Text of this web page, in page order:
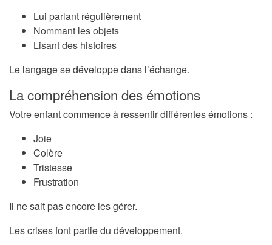
Lui parlant régulièrement
Nommant les objets
Lisant des histoires
Le langage se développe dans l’échange.
La compréhension des émotions
Votre enfant commence à ressentir différentes émotions :
Joie
Colère
Tristesse
Frustration
Il ne sait pas encore les gérer.
Les crises font partie du développement.